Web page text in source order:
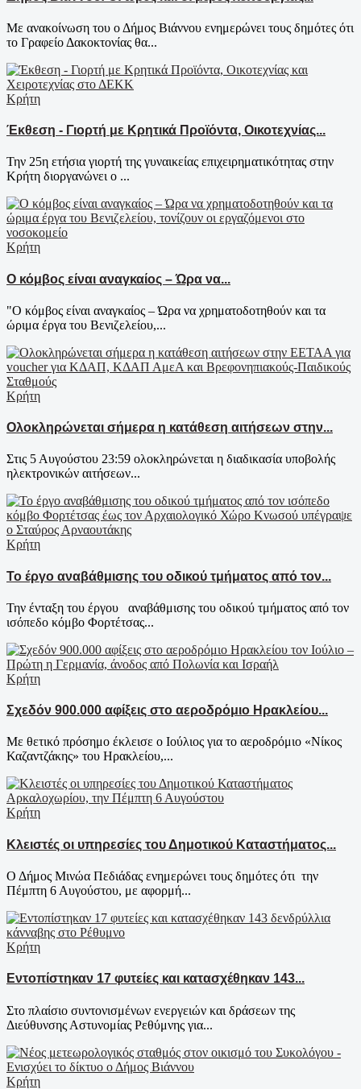
Με ανακοίνωση του ο Δήμος Βιάννου ενημερώνει τους δημότες ότι
το Γραφείο Δακοκτονίας θα...
Κρήτη
Έκθεση - Γιορτή με Κρητικά Προϊόντα, Οικοτεχνίας...
Την 25η ετήσια γιορτή της γυναικείας επιχειρηματικότητας στην
Κρήτη διοργανώνει ο ...
Κρήτη
Ο κόμβος είναι αναγκαίος – Ώρα να...
"Ο κόμβος είναι αναγκαίος – Ώρα να χρηματοδοτηθούν και τα
ώριμα έργα του Βενιζελείου,...
Κρήτη
Ολοκληρώνεται σήμερα η κατάθεση αιτήσεων στην...
Στις 5 Αυγούστου 23:59 ολοκληρώνεται η διαδικασία υποβολής
ηλεκτρονικών αιτήσεων...
Κρήτη
Το έργο αναβάθμισης του οδικού τμήματος από τον...
Την ένταξη του έργου αναβάθμισης του οδικού τμήματος από τον
ισόπεδο κόμβο Φορτέτσας...
Κρήτη
Σχεδόν 900.000 αφίξεις στο αεροδρόμιο Ηρακλείου...
Με θετικό πρόσημο έκλεισε ο Ιούλιος για το αεροδρόμιο «Νίκος
Καζαντζάκης» του Ηρακλείου,...
Κρήτη
Κλειστές οι υπηρεσίες του Δημοτικού Καταστήματος...
Ο Δήμος Μινώα Πεδιάδας ενημερώνει τους δημότες ότι την
Πέμπτη 6 Αυγούστου, με αφορμή...
Κρήτη
Εντοπίστηκαν 17 φυτείες και κατασχέθηκαν 143...
Στο πλαίσιο συντονισμένων ενεργειών και δράσεων της
Διεύθυνσης Αστυνομίας Ρεθύμνης για...
Κρήτη